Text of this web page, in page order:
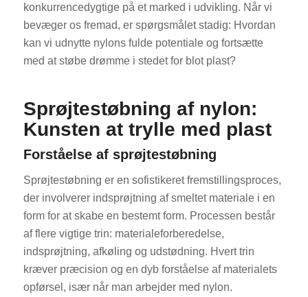
konkurrencedygtige på et marked i udvikling. Når vi
bevæger os fremad, er spørgsmålet stadig: Hvordan
kan vi udnytte nylons fulde potentiale og fortsætte
med at støbe drømme i stedet for blot plast?
Sprøjtestøbning af nylon:
Kunsten at trylle med plast
Forståelse af sprøjtestøbning
Sprøjtestøbning er en sofistikeret fremstillingsproces,
der involverer indsprøjtning af smeltet materiale i en
form for at skabe en bestemt form. Processen består
af flere vigtige trin: materialeforberedelse,
indsprøjtning, afkøling og udstødning. Hvert trin
kræver præcision og en dyb forståelse af materialets
opførsel, især når man arbejder med nylon.